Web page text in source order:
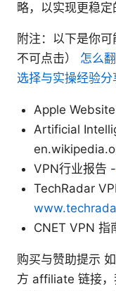
略，以实现更稳定
附注：以下是你可
不可点击） 怎么
选择与实操经验分
Apple
Artificial
VPN行业报告 -
TechRadar
CNET VPN 指
购买与赞助提示
方 affiliate 链接，